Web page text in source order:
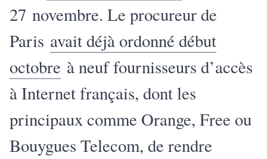
27 novembre. Le procureur de
Paris avait déjà ordonné début
octobre à neuf fournisseurs d’accès
à Internet français, dont les
principaux comme Orange, Free ou
Bouygues Telecom, de rendre